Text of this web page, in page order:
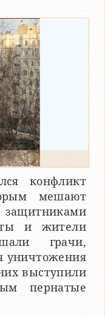
конфликт
мешают
и жители
грачи,
уничтожения
выступили
пернатые